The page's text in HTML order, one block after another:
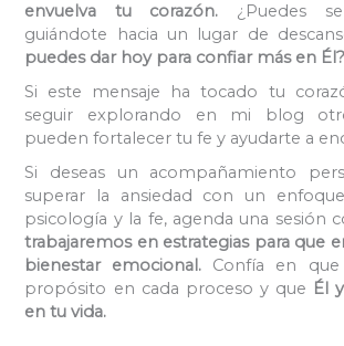
envuelva tu corazón. ¿Puedes
guiándote hacia un lugar de
puedes dar hoy para confiar más en Él?
Si este mensaje ha tocado tu
seguir explorando en mi blog
pueden fortalecer tu fe y ayudarte a
Si deseas un acompañamiento
superar la ansiedad con un
psicología y la fe, agenda una sesión
trabajaremos en estrategias para que
bienestar emocional. Confía en
propósito en cada proceso y que Él
en tu vida.